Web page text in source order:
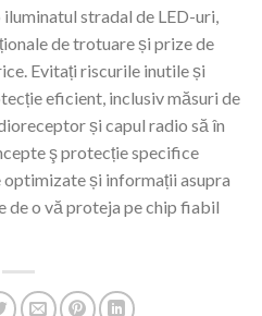
stradal de LED-uri,
de trotuare și prize de
Evitați riscurile inutile și
eficient, inclusiv măsuri de
și capul radio să în
ş protecție specifice
optimizate și informații asupra
de o vă proteja pe chip fiabil